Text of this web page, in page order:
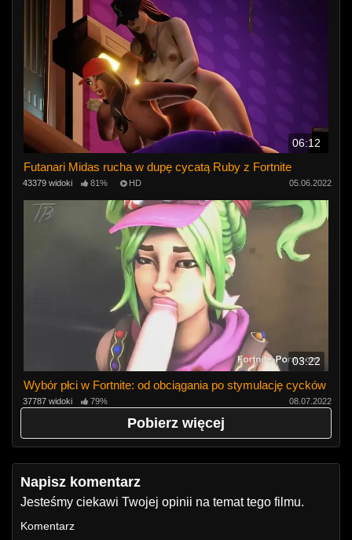
06:12
Futanari Midas rucha w dupę cycatą Ruby z Fortnite
43379 widoki 81% HD 05.06.2022
03:22
Wybór płci w Fortnite: od obciągania po stymulację cycków
37787 widoki 79% 08.07.2022
Pobierz więcej
Napisz komentarz
Jesteśmy ciekawi Twojej opinii na temat tego filmu.
Komentarz